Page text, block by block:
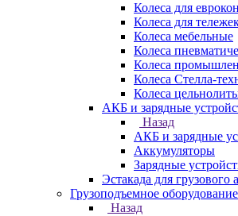
Колеса для
Колеса для
Колеса мебельные
Колеса
Колеса
Колеса Стелла-
Колеса
АКБ и зарядные
Назад
АКБ и зарядные
Аккумуляторы
Зарядные
Эстакада для грузового
Грузоподъемное оборудование
Назад